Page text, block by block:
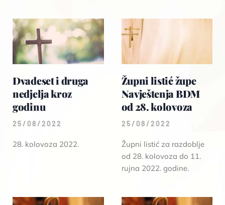
Dvadeset i druga
nedjelja kroz
godinu
25/08/2022
28. kolovoza 2022.
Župni listić župe
Navještenja BDM
od 28. kolovoza
25/08/2022
Župni listić za razdoblje
od 28. kolovoza do 11.
rujna 2022. godine.